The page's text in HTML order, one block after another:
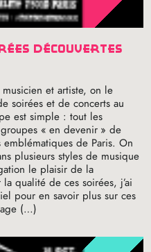
et artiste, on le
soirées et de concerts au
est simple : tout les
« en devenir » de
de Paris. On
plusieurs styles de musique
le plaisir de la
qualité de ces soirées, j’ai
pour en savoir plus sur ces
(…)